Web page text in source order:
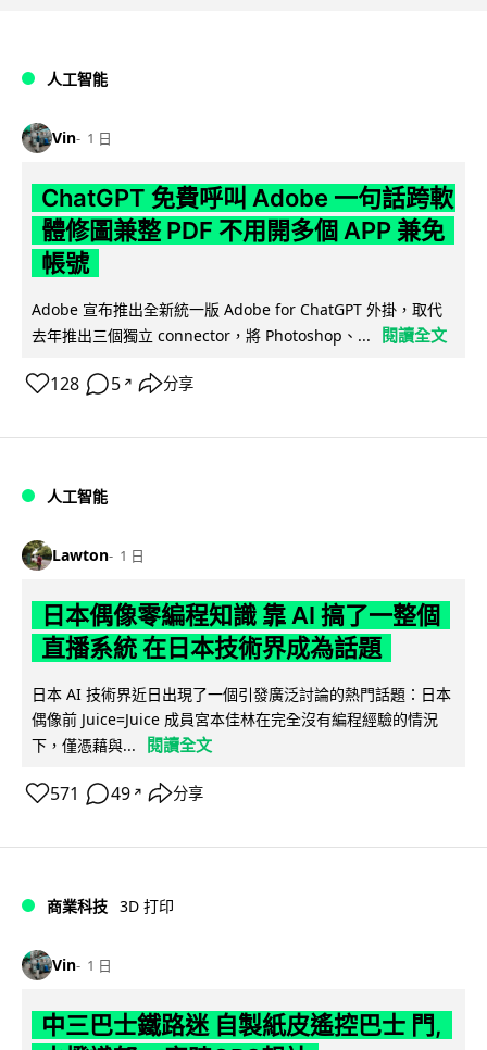
人工智能
Vin 1 日
ChatGPT 免費呼叫 Adobe 一句話跨軟
體修圖兼整 PDF 不用開多個 APP 兼免
帳號
Adobe 宣布推出全新統一版 Adobe for ChatGPT 外掛，取代
去年推出三個獨立 connector，將 Photoshop、...
閱讀全文
128 5 ↗ 分享
人工智能
Lawton 1 日
日本偶像零編程知識 靠 AI 搞了一整個
直播系統 在日本技術界成為話題
日本 AI 技術界近日出現了一個引發廣泛討論的熱門話題：日本
偶像前 Juice=Juice 成員宮本佳林在完全沒有編程經驗的情況
下，僅憑藉與...
閱讀全文
571 49 ↗ 分享
商業科技 3D 打印
Vin 1 日
中三巴士鐵路迷 自製紙皮遙控巴士 門,